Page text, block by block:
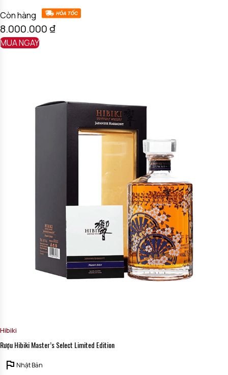
Còn hàng
8.000.000₫
MUA NGAY
Hibiki
Rượu Hibiki Master’s Select Limited Edition
Nhật Bản